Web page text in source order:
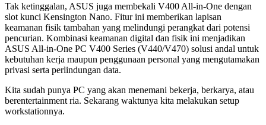
Tak ketinggalan, ASUS juga membekali V400 All-in-One dengan
slot kunci Kensington Nano. Fitur ini memberikan lapisan
keamanan fisik tambahan yang melindungi perangkat dari potensi
pencurian. Kombinasi keamanan digital dan fisik ini menjadikan
ASUS All-in-One PC V400 Series (V440/V470) solusi andal untuk
kebutuhan kerja maupun penggunaan personal yang mengutamakan
privasi serta perlindungan data.
Kita sudah punya PC yang akan menemani bekerja, berkarya, atau
berentertainment ria. Sekarang waktunya kita melakukan setup
workstationnya.